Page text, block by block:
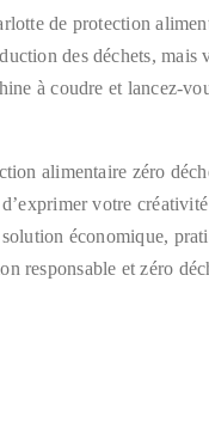
de protection
des déchets, mais
à coudre et lancez-
alimentaire zéro
votre
économique,
responsable et zéro